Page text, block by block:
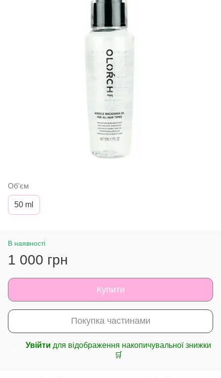
Об'єм
50 ml
В наявності
1 000 грн
Купити
Покупка частинами
Увійти для відображення накопичувальної знижки
🛒